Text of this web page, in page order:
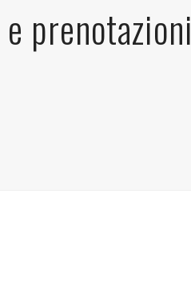
prenotazioni